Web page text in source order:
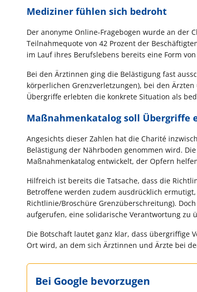
Mediziner fühlen sich bedroht
Der anonyme Online-Fragebogen wurde an der
Teilnahmequote von 42 Prozent der
im Lauf ihres Berufslebens bereits eine Form
Bei den Ärztinnen ging die Belästigung fast
körperlichen Grenzverletzungen), bei den
Übergriffe erlebten die konkrete Situation als
Maßnahmenkatalog soll Übergriffe
Angesichts dieser Zahlen hat die Charité
Belästigung der Nährboden genommen wird.
Maßnahmenkatalog entwickelt, der Opfern
Hilfreich ist bereits die Tatsache, dass die
Betroffene werden zudem ausdrücklich
Richtlinie/Broschüre Grenzüberschreitung).
aufgerufen, eine solidarische Verantwortung zu
Die Botschaft lautet ganz klar, dass übergriffige
Ort wird, an dem sich Ärztinnen und Ärzte bei
Bei Google bevorzugen